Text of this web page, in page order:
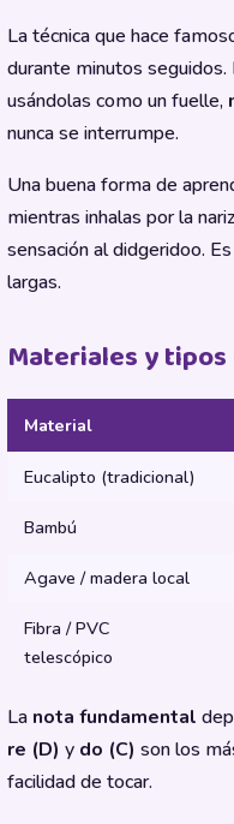
La técnica que hace
durante minutos
usándolas como un fuelle,
nunca se interrumpe.
Una buena forma de
mientras inhalas por la
sensación al didgeridoo.
largas.
Materiales y
Material
Eucalipto (tradicional)
Bambú
Agave / madera local
Fibra / PVC
telescópico
La nota fundamental
re (D) y do (C) son los
facilidad de tocar.